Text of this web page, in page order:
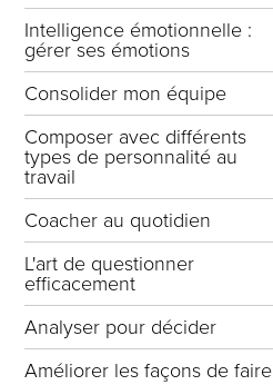
Intelligence émotionnelle :
gérer ses émotions
Consolider mon équipe
Composer avec différents
types de personnalité au
travail
Coacher au quotidien
L'art de questionner
efficacement
Analyser pour décider
Améliorer les façons de faire